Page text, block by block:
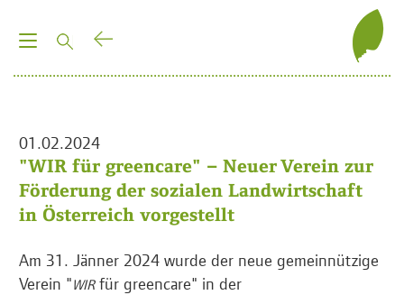
T
e
n
a
v
g
01.02.2024
"WIR für greencare" – Neuer Verein zur
Förderung der sozialen Landwirtschaft
in Österreich vorgestellt
Am 31. Jänner 2024 wurde der neue gemeinnützige
Verein "WIRfür greencare" in der